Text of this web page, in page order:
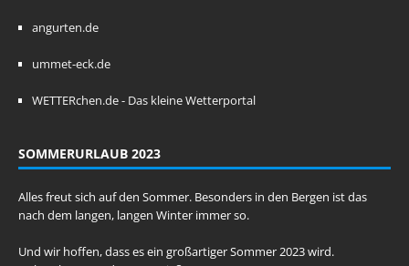
angurten.de
ummet-eck.de
WETTERchen.de - Das kleine Wetterportal
SOMMERURLAUB 2023
Alles freut sich auf den Sommer. Besonders in den Bergen ist das
nach dem langen, langen Winter immer so.
Und wir hoffen, dass es ein großartiger Sommer 2023 wird.